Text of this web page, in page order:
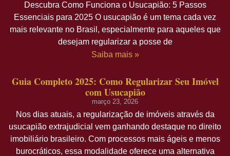
Descubra Como Funciona o Usucapião: 5 Passos
Essenciais para 2025 O usucapião é um tema cada vez
mais relevante no Brasil, especialmente para aqueles que
desejam regularizar a posse de
Saiba mais »
Guia Completo 2025: Como Regularizar Seu Imóvel
com Usucapião
março 23, 2026
Nos dias atuais, a regularização de imóveis através da
usucapião extrajudicial vem ganhando destaque no direito
imobiliário brasileiro. Com processos mais ágeis e menos
burocráticos, essa modalidade oferece uma alternativa